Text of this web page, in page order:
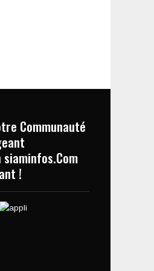
Communauté
siaminfos.Com
!